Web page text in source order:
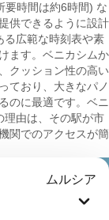
要時間は約6時間) な
供できるように設計
る広範な時刻表や素
ます。ベニカシムか
クッション性の高い
ており、大きなパノ
のに最適です。ベニ
理由は、その駅が市
関でのアクセスが簡
ムルシア